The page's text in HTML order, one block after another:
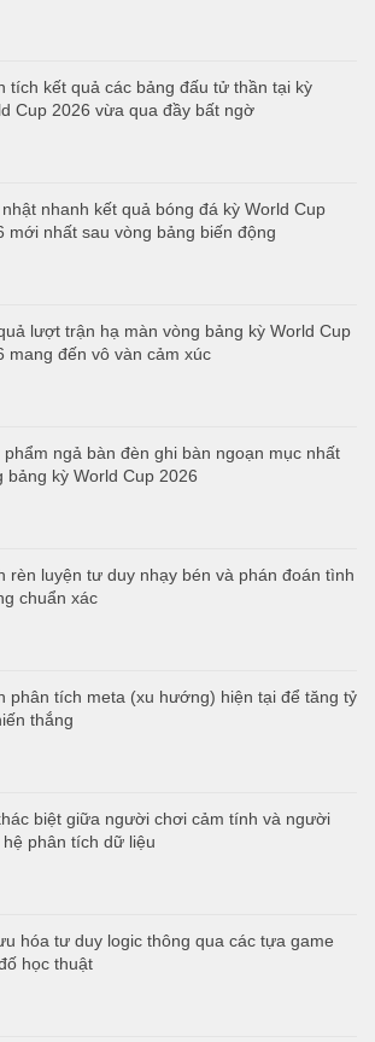
tích kết quả các bảng đấu tử thần tại kỳ
Cup 2026 vừa qua đầy bất ngờ
nhanh kết quả bóng đá kỳ World Cup
mới nhất sau vòng bảng biến động
lượt trận hạ màn vòng bảng kỳ World Cup
mang đến vô vàn cảm xúc
phẩm ngả bàn đèn ghi bàn ngoạn mục nhất
bảng kỳ World Cup 2026
rèn luyện tư duy nhạy bén và phán đoán tình
chuẩn xác
phân tích meta (xu hướng) hiện tại để tăng tỷ
thắng
biệt giữa người chơi cảm tính và người
phân tích dữ liệu
hóa tư duy logic thông qua các tựa game
học thuật